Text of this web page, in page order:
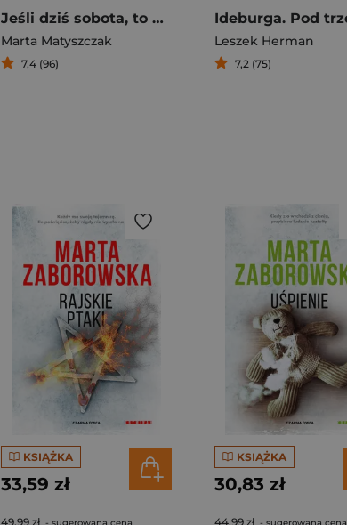
Jeśli dziś sobota, to mamy morderstwo
Marta Matyszczak
7,4 (96)
Leszek Herman
7,2 (75)
KSIĄŻKA
33,59 zł
49,99 zł
KSIĄŻKA
30,83 zł
44,99 zł